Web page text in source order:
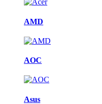
AMD
AOC
Asus